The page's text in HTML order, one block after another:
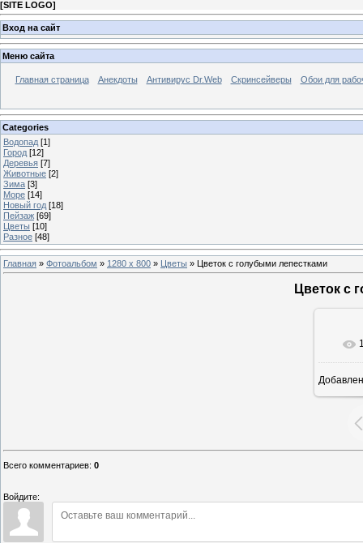
[SITE LOGO]
Вход на сайт
Меню сайта
Главная страница Анекдоты Антивирус Dr.Web Скринсейверы Обои для
Categories
Водопад [1]
Город [12]
Деревья [7]
Животные [2]
Зима [3]
Море [14]
Новый год [18]
Пейзаж [69]
Цветы [10]
Разное [48]
Главная » Фотоальбом » 1280 x 800 » Цветы » Цветок с голубыми лепестками
Цветок с
Всего комментариев: 0
Войдите: